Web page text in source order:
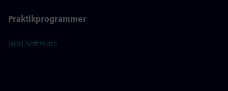
Praktikprogrammer
Grid Software